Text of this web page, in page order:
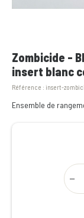
Zombicide -
insert blanc
Référence : insert-
Ensemble de
Qty